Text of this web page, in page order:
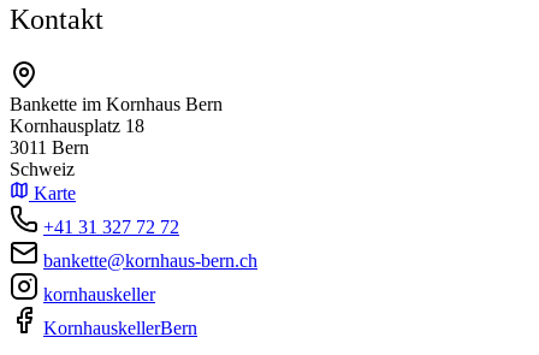
Kontakt
Bankette im Kornhaus Bern
Kornhausplatz 18
3011 Bern
Schweiz
Karte
+41 31 327 72 72
bankette@kornhaus-bern.ch
kornhauskeller
KornhauskellerBern